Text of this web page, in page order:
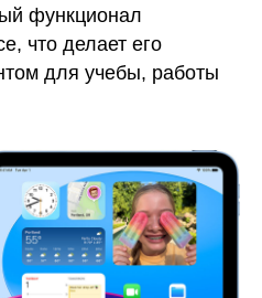
функционал
что делает его
для учебы, работы